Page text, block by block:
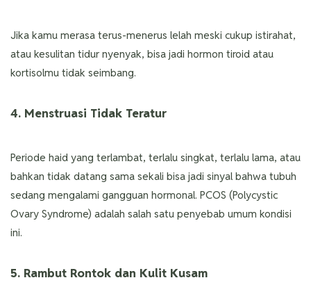
Jika kamu merasa terus-menerus lelah meski cukup istirahat,
atau kesulitan tidur nyenyak, bisa jadi hormon tiroid atau
kortisolmu tidak seimbang.
4. Menstruasi Tidak Teratur
Periode haid yang terlambat, terlalu singkat, terlalu lama, atau
bahkan tidak datang sama sekali bisa jadi sinyal bahwa tubuh
sedang mengalami gangguan hormonal. PCOS (Polycystic
Ovary Syndrome) adalah salah satu penyebab umum kondisi
ini.
5. Rambut Rontok dan Kulit Kusam